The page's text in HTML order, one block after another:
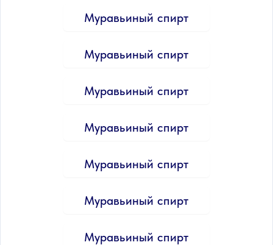
Муравьиный спирт
Муравьиный спирт
Муравьиный спирт
Муравьиный спирт
Муравьиный спирт
Муравьиный спирт
Муравьиный спирт